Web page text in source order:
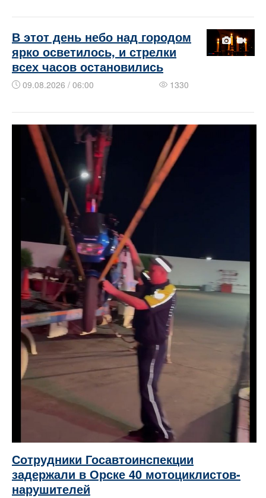
В этот день небо над городом
ярко осветилось, и стрелки
всех часов остановились
09.08.2026 / 06:00 1330
Сотрудники Госавтоинспекции
задержали в Орске 40 мотоциклистов-
нарушителей